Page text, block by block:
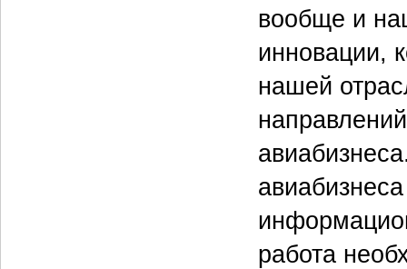
вообще и
инновации,
нашей
работа